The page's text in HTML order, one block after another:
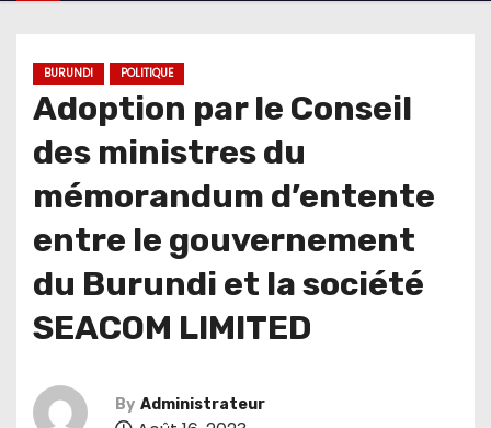
BURUNDI POLITIQUE
Adoption par le Conseil
des ministres du
mémorandum d’entente
entre le gouvernement
du Burundi et la société
SEACOM LIMITED
By Administrateur